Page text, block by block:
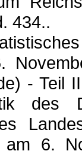
434..
- Teil
des
am 6.